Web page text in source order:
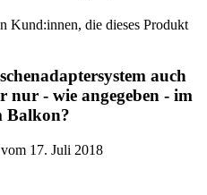
Kund:innen, die dieses Produkt
auch
nur - wie angegeben - im
Balkon?
17. Juli 2018